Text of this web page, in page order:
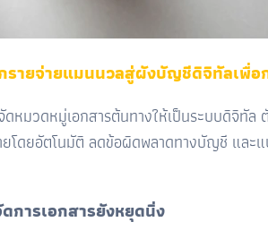
ายจ่ายแมนนวลสู่ผังบัญชีดิจิทัลเพื่อ
วดหมู่เอกสารต้นทางให้เป็นระบบดิจิทัล
ยอัตโนมัติ ลดข้อผิดพลาดทางบัญชี และแ
การเอกสารยังหยุดนิ่ง